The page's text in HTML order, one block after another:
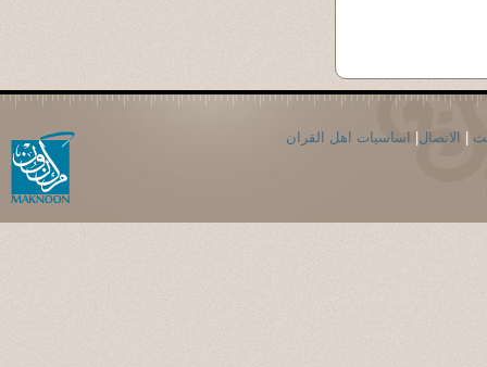
| الاتصال| اساسيات اهل القران